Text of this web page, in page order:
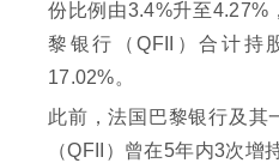
份比例由3.4%升至4.27%
黎银行（QFII）合计持
17.02%。
此前，法国巴黎银行及其
（QFII）曾在5年内3次增